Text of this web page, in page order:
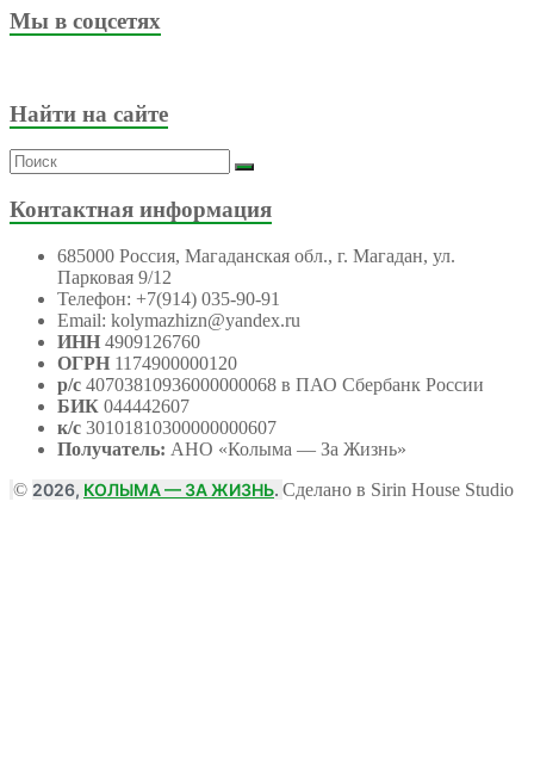
Мы в соцсетях
Найти на сайте
Контактная информация
685000 Россия, Магаданская обл., г. Магадан, ул.
Парковая 9/12
Телефон: +7(914) 035-90-91
Email: kolymazhizn@yandex.ru
ИНН 4909126760
ОГРН 1174900000120
р/с 40703810936000000068 в ПАО Сбербанк России
БИК 044442607
к/с 30101810300000000607
Получатель: АНО «Колыма — За Жизнь»
© 2026, КОЛЫМА — ЗА ЖИЗНЬ. Сделано в Sirin House Studio